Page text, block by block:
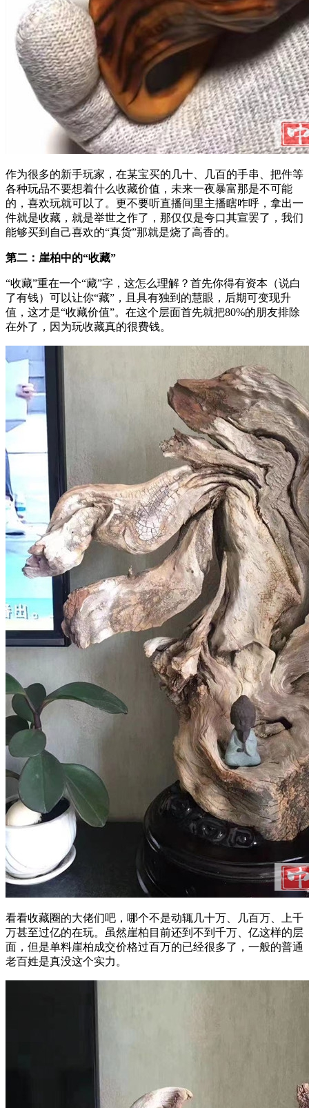
作为很多的新手玩家，在某宝买的几十、几百的手串、把件等
各种玩品不要想着什么收藏价值，未来一夜暴富那是不可能
的，喜欢玩就可以了。更不要听直播间里主播瞎咋呼，拿出一
件就是收藏，就是举世之作了，那仅仅是夸口其宣罢了，我们
能够买到自己喜欢的“真货”那就是烧了高香的。
第二：崖柏中的“收藏”
“收藏”重在一个“藏”字，这怎么理解？首先你得有资本（说白
了有钱）可以让你“藏”，且具有独到的慧眼，后期可变现升
值，这才是“收藏价值”。在这个层面首先就把80%的朋友排除
在外了，因为玩收藏真的很费钱。
看看收藏圈的大佬们吧，哪个不是动辄几十万、几百万、上千
万甚至过亿的在玩。虽然崖柏目前还到不到千万、亿这样的层
面，但是单料崖柏成交价格过百万的已经很多了，一般的普通
老百姓是真没这个实力。